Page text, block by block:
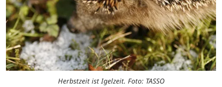
Herbstzeit ist Igelzeit. Foto: TASSO